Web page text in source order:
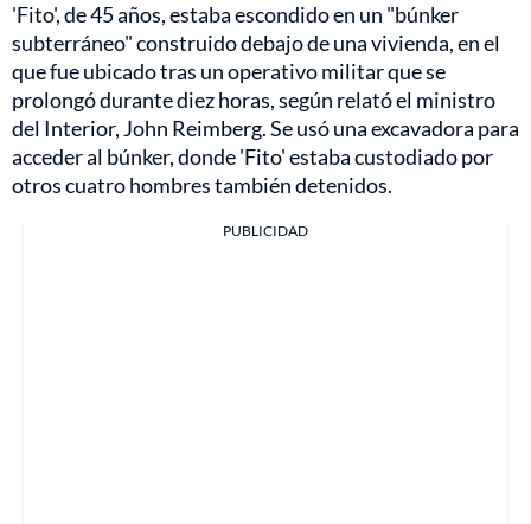
'Fito', de 45 años, estaba escondido en un "búnker
subterráneo" construido debajo de una vivienda, en el
que fue ubicado tras un operativo militar que se
prolongó durante diez horas, según relató el ministro
del Interior, John Reimberg. Se usó una excavadora para
acceder al búnker, donde 'Fito' estaba custodiado por
otros cuatro hombres también detenidos.
PUBLICIDAD